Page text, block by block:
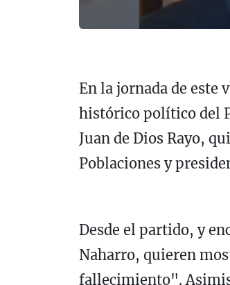
En la jornada de este
histórico político del
Juan de Dios Rayo,
Poblaciones y
Desde el partido, y
Naharro, quieren
fallecimiento".